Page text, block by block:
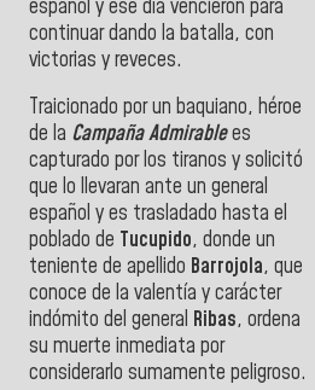
español y ese día vencieron para
continuar dando la batalla, con
victorias y reveces.
Traicionado por un baquiano, héroe
de la Campaña Admirablees
capturado por los tiranos y solicitó
que lo llevaran ante un general
español y es trasladado hasta el
poblado de Tucupido, donde un
teniente de apellido Barrojola, que
conoce de la valentía y carácter
indómito del general Ribas, ordena
su muerte inmediata por
considerarlo sumamente peligroso.